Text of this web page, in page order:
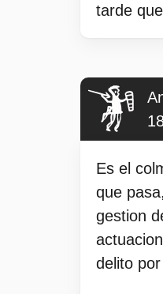
tarde
Es el
que
gestion
delito